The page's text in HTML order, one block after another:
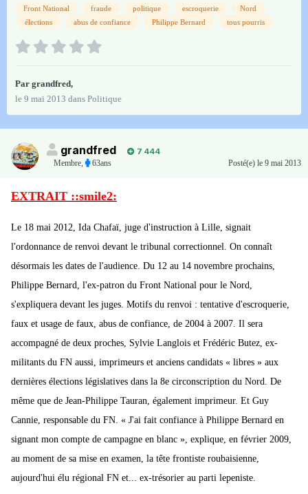
Front National fraude politique escroquerie
Nord
élections
abus de confiance Philippe Bernard tous pourris
Par grandfred,
le 9 mai 2013 dans Politique
grandfred
7 444
Membre, 63ans Posté(e) le 9 mai 2013
EXTRAIT ::smile2:
Le 18 mai 2012, Ida Chafaï, juge d'instruction à Lille, signait
l'ordonnance de renvoi devant le tribunal correctionnel. On connaît
désormais les dates de l'audience. Du 12 au 14 novembre prochains,
Philippe Bernard, l'ex-patron du Front National pour le Nord,
s'expliquera devant les juges. Motifs du renvoi : tentative d'escroquerie,
faux et usage de faux, abus de confiance, de 2004 à 2007. Il sera
accompagné de deux proches, Sylvie Langlois et Frédéric Butez, ex-
militants du FN aussi, imprimeurs et anciens candidats « libres » aux
dernières élections législatives dans la 8e circonscription du Nord. De
même que de Jean-Philippe Tauran, également imprimeur. Et Guy
Cannie, responsable du FN. « J'ai fait confiance à Philippe Bernard en
signant mon compte de campagne en blanc », explique, en février 2009,
au moment de sa mise en examen, la tête frontiste roubaisienne,
aujourd'hui élu régional FN et... ex-trésorier au parti lepeniste.